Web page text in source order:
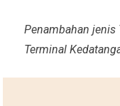
Penambahan jenis
Terminal